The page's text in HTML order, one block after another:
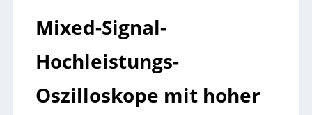
Mixed-Signal-
Hochleistungs-
Oszilloskope mit hoher